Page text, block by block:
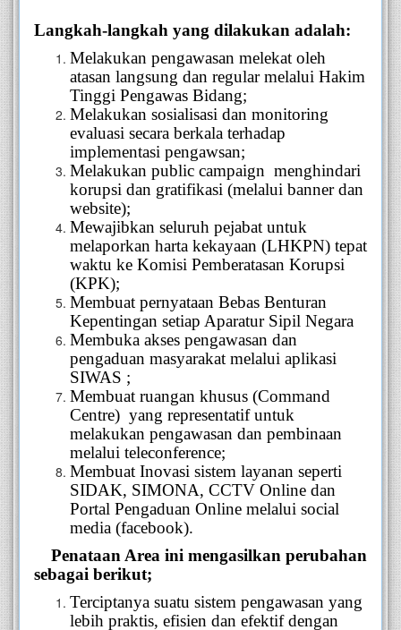
Langkah-langkah yang dilakukan adalah:
Melakukan pengawasan melekat oleh
atasan langsung dan regular melalui Hakim
Tinggi Pengawas Bidang;
Melakukan sosialisasi dan monitoring
evaluasi secara berkala terhadap
implementasi pengawsan;
Melakukan public campaign menghindari
korupsi dan gratifikasi (melalui banner dan
website);
Mewajibkan seluruh pejabat untuk
melaporkan harta kekayaan (LHKPN) tepat
waktu ke Komisi Pemberatasan Korupsi
(KPK);
Membuat pernyataan Bebas Benturan
Kepentingan setiap Aparatur Sipil Negara
Membuka akses pengawasan dan
pengaduan masyarakat melalui aplikasi
SIWAS ;
Membuat ruangan khusus (Command
Centre) yang representatifuntuk
melakukan pengawasan dan pembinaan
melalui teleconference;
Membuat Inovasi sistem layanan seperti
SIDAK, SIMONA, CCTV Online dan
Portal Pengaduan Online melalui social
media (facebook).
Penataan Area ini mengasilkan perubahan
sebagai berikut;
Terciptanya suatu sistem pengawasan yang
lebih praktis, efisien dan efektif dengan